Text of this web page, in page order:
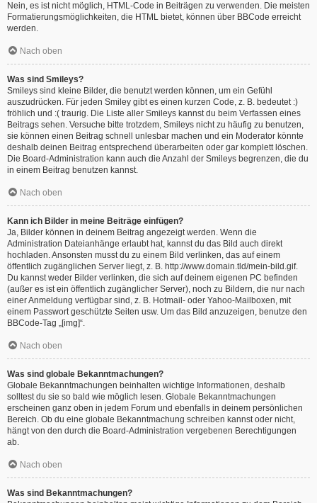
Nein, es ist nicht möglich, HTML-Code in Beiträgen zu verwenden. Die meisten
Formatierungsmöglichkeiten, die HTML bietet, können über BBCode erreicht
werden.
Nach oben
Was sind Smileys?
Smileys sind kleine Bilder, die benutzt werden können, um ein Gefühl
auszudrücken. Für jeden Smiley gibt es einen kurzen Code, z. B. bedeutet :)
fröhlich und :( traurig. Die Liste aller Smileys kannst du beim Verfassen eines
Beitrags sehen. Versuche bitte trotzdem, Smileys nicht zu häufig zu benutzen,
sie können einen Beitrag schnell unlesbar machen und ein Moderator könnte
deshalb deinen Beitrag entsprechend überarbeiten oder gar komplett löschen.
Die Board-Administration kann auch die Anzahl der Smileys begrenzen, die du
in einem Beitrag benutzen kannst.
Nach oben
Kann ich Bilder in meine Beiträge einfügen?
Ja, Bilder können in deinem Beitrag angezeigt werden. Wenn die
Administration Dateianhänge erlaubt hat, kannst du das Bild auch direkt
hochladen. Ansonsten musst du zu einem Bild verlinken, das auf einem
öffentlich zugänglichen Server liegt, z. B. http://www.domain.tld/mein-bild.gif.
Du kannst weder Bilder verlinken, die sich auf deinem eigenen PC befinden
(außer es ist ein öffentlich zugänglicher Server), noch zu Bildern, die nur nach
einer Anmeldung verfügbar sind, z. B. Hotmail- oder Yahoo-Mailboxen, mit
einem Passwort geschützte Seiten usw. Um das Bild anzuzeigen, benutze den
BBCode-Tag „[img]“.
Nach oben
Was sind globale Bekanntmachungen?
Globale Bekanntmachungen beinhalten wichtige Informationen, deshalb
solltest du sie so bald wie möglich lesen. Globale Bekanntmachungen
erscheinen ganz oben in jedem Forum und ebenfalls in deinem persönlichen
Bereich. Ob du eine globale Bekanntmachung schreiben kannst oder nicht,
hängt von den durch die Board-Administration vergebenen Berechtigungen
ab.
Nach oben
Was sind Bekanntmachungen?